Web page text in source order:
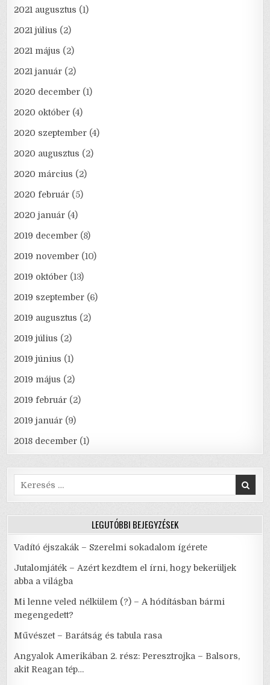
2021 augusztus (1)
2021 július (2)
2021 május (2)
2021 január (2)
2020 december (1)
2020 október (4)
2020 szeptember (4)
2020 augusztus (2)
2020 március (2)
2020 február (5)
2020 január (4)
2019 december (8)
2019 november (10)
2019 október (13)
2019 szeptember (6)
2019 augusztus (2)
2019 július (2)
2019 június (1)
2019 május (2)
2019 február (2)
2019 január (9)
2018 december (1)
Search
for:
LEGUTÓBBI BEJEGYZÉSEK
Vadító éjszakák – Szerelmi sokadalom ígérete
Jutalomjáték – Azért kezdtem el írni, hogy bekerüljek
abba a világba
Mi lenne veled nélkülem (?) – A hódításban bármi
megengedett?
Művészet – Barátság és tabula rasa
Angyalok Amerikában 2. rész: Peresztrojka – Balsors,
akit Reagan tép…